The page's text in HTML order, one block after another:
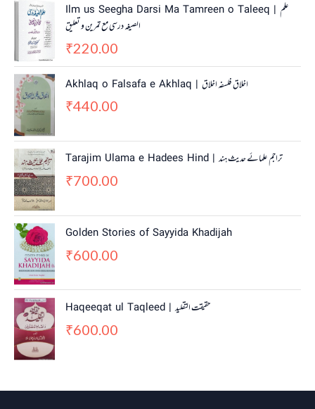
Ilm us Seegha Darsi Ma Tamreen o Taleeq | علم
الصیغہ درسی مع تمرین و تعلیق
₹220.00
Akhlaq o Falsafa e Akhlaq | اخلاق فلسفہ اخلاق
₹440.00
Tarajim Ulama e Hadees Hind | تراجم علمائے حديث ہند
₹700.00
Golden Stories of Sayyida Khadijah
₹600.00
Haqeeqat ul Taqleed | حقیقت التقلید
₹600.00